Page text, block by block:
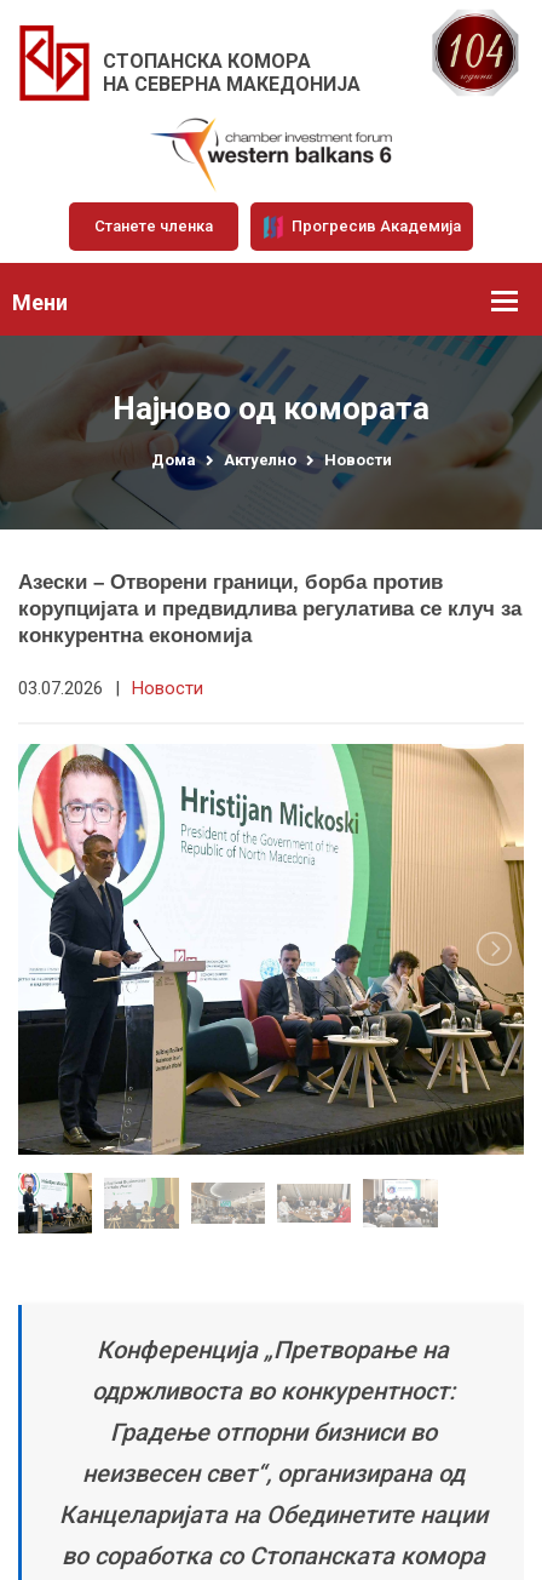
СТОПАНСКА КОМОРА
НА СЕВЕРНА МАКЕДОНИЈА
Станете членка Прогресив Академија
Мени
Најново од комората
Дома Актуелно Новости
Азески – Отворени граници, борба против
корупцијата и предвидлива регулатива се клуч за
конкурентна економија
03.07.2026 | Новости
Конференција „Претворање на
одржливоста во конкурентност:
Градење отпорни бизниси во
неизвесен свет“, организирана од
Канцеларијата на Обединетите нации
во соработка со Стопанската комора